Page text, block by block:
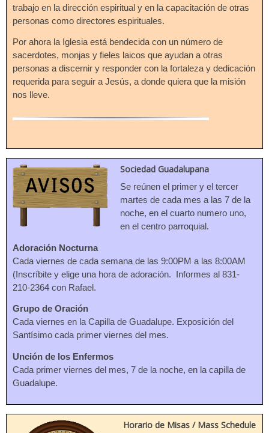
trabajo en la dirección espiritual y en la capacitación de otras
personas como directores espirituales.
Por ahora la Iglesia está bendecida con un número de
sacerdotes, monjas y fieles laicos que ayudan a otras
personas a discernir y responder con la fortaleza y dedicación
requerida para seguir a Jesús, a donde quiera que la misión
nos lleve.
Sociedad Guadalupana
Se reúnen el primer y el tercer
martes de cada mes a las 7 de la
noche, en el cuarto numero uno,
en el centro parroquial.
Adoración Nocturna
Cada viernes de cada semana de las 9:00PM a las 8:00AM
(Inscríbite y elige una hora de adoración. Informes al 831-
210-2364 con Rafael.
Grupo de Oración
Cada viernes en la Capilla de Guadalupe. Exposición del
Santísimo cada primer viernes del mes.
Unción de los Enfermos
Cada primer viernes del mes, 7 de la noche, en la capilla de
Guadalupe.
Horario de Misas / Mass Schedule